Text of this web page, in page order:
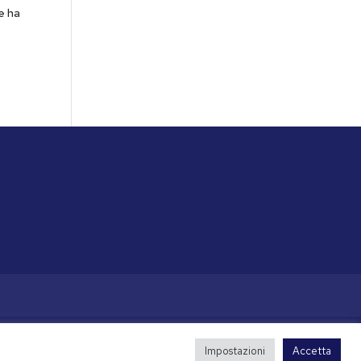
ha
Impostazioni Accetta